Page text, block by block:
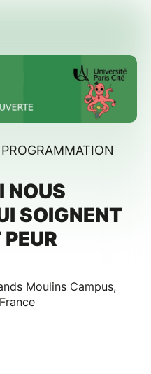
NOUS
SOIGNENT
Moulins Campus,